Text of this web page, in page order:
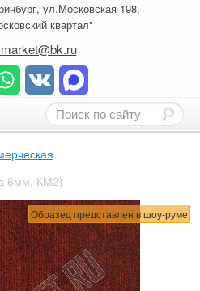
ул.Московская 198,
квартал"
6мм, КМ2)
Образец представлен в шоу-руме